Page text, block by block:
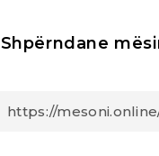
Shpërndane